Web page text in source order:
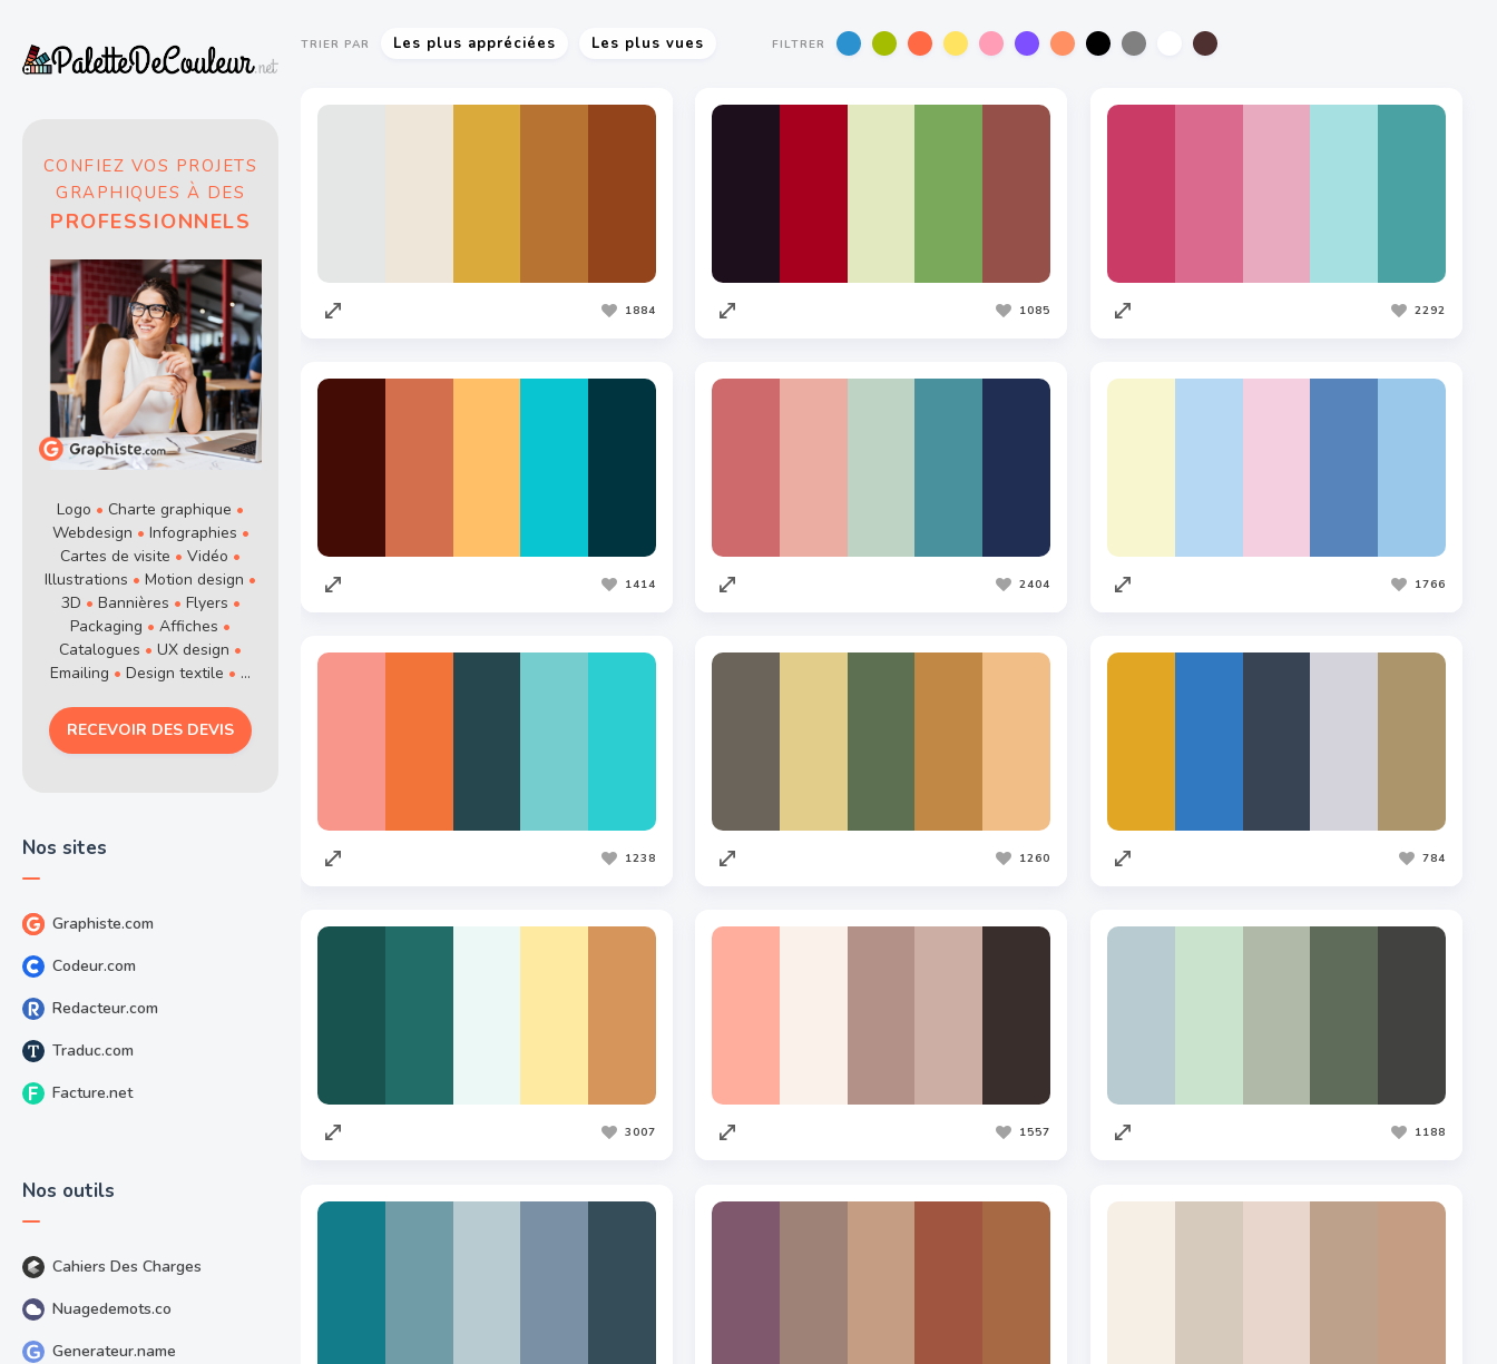
CONFIEZ VOS PROJETS
GRAPHIQUES À DES
PROFESSIONNELS
Logo • Charte graphique •
Webdesign • Infographies •
Cartes de visite • Vidéo •
Illustrations • Motion design •
3D • Bannières • Flyers •
Packaging • Affiches •
Catalogues • UX design •
Emailing • Design textile • ...
RECEVOIR DES DEVIS
Nos sites
Graphiste.com
Codeur.com
Redacteur.com
Traduc.com
Facture.net
Nos outils
Cahiers Des Charges
Nuagedemots.co
Generateur.name
TRIER PAR Les plus appréciées Les plus vues FILTRER
1884 1085 2292
1414 2404 1766
1238 1260 784
3007 1557 1188